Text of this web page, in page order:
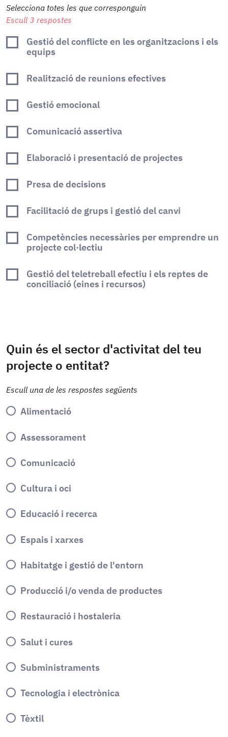
Selecciona totes les que corresponguin
Escull 3 respostes
Gestió del conflicte en les organitzacions i els
equips
Realització de reunions efectives
Gestió emocional
Comunicació assertiva
Elaboració i presentació de projectes
Presa de decisions
Facilitació de grups i gestió del canvi
Competències necessàries per emprendre un
projecte col·lectiu
Gestió del teletreball efectiu i els reptes de
conciliació (eines i recursos)
Quin és el sector d'activitat del teu
projecte o entitat?
Escull una de les respostes següents
Alimentació
Assessorament
Comunicació
Cultura i oci
Educació i recerca
Espais i xarxes
Habitatge i gestió de l'entorn
Producció i/o venda de productes
Restauració i hostaleria
Salut i cures
Subministraments
Tecnologia i electrònica
Tèxtil